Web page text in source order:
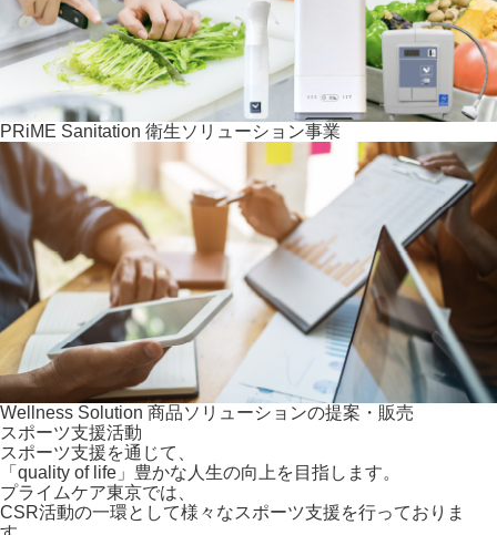
PRiME Sanitation 衛生ソリューション事業
Wellness Solution 商品ソリューションの提案・販売
スポーツ支援活動
スポーツ支援を通じて、
「quality of life」豊かな人生の向上を目指します。
プライムケア東京では、
CSR活動の一環として様々なスポーツ支援を行っておりま